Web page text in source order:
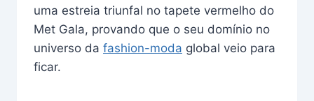
uma estreia triunfal no tapete vermelho do
Met Gala, provando que o seu domínio no
universo da fashion-moda global veio para
ficar.